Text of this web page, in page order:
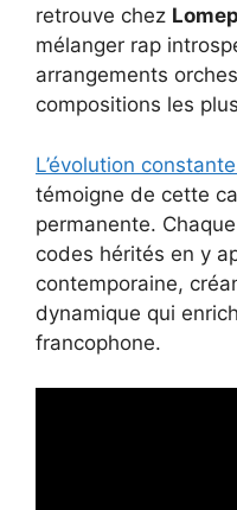
retrouve chez
mélanger rap
arrangements
compositions les
L’évolution
témoigne de cette
permanente.
codes hérités en y
contemporaine,
dynamique qui
francophone.